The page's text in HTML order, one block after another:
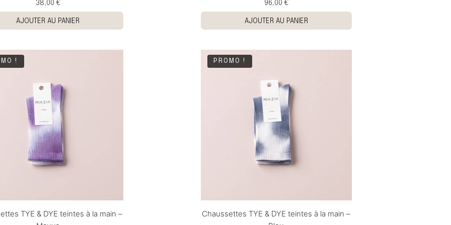
38,00 €
AJOUTER AU PANIER
96,00 €
AJOUTER AU PANIER
!
TYE & DYE teintes à la main –
PROMO !
Chaussettes TYE & DYE teintes à la main –